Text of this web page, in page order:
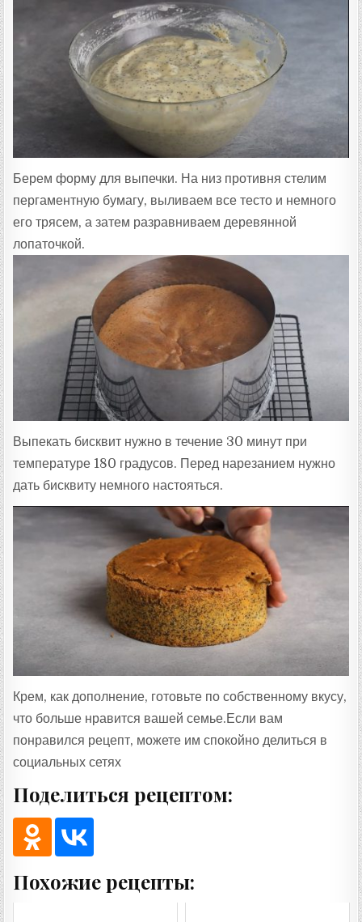
Берем форму для выпечки. На низ противня стелим
пергаментную бумагу, выливаем все тесто и немного
его трясем, а затем разравниваем деревянной
лопаточкой.
Выпекать бисквит нужно в течение 30 минут при
температуре 180 градусов. Перед нарезанием нужно
дать бисквиту немного настояться.
Крем, как дополнение, готовьте по собственному вкусу,
что больше нравится вашей семье.Если вам
понравился рецепт, можете им спокойно делиться в
социальных сетях
Поделиться рецептом:
Похожие рецепты: